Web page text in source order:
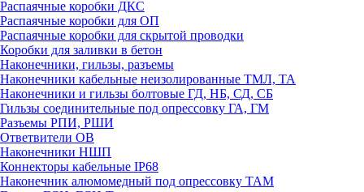
Распаячные коробки ДКС
Распаячные коробки для ОП
Распаячные коробки для скрытой проводки
Коробки для заливки в бетон
Наконечники, гильзы, разъемы
Наконечники кабельные неизолированные ТМЛ, ТА
Наконечники и гильзы болтовые ГД, НБ, СД, СБ
Гильзы соединительные под опрессовку ГА, ГМ
Разъемы РПИ, РШИ
Ответвители ОВ
Наконечники НШП
Коннекторы кабельные IP68
Наконечник алюмомедный под опрессовку ТАМ